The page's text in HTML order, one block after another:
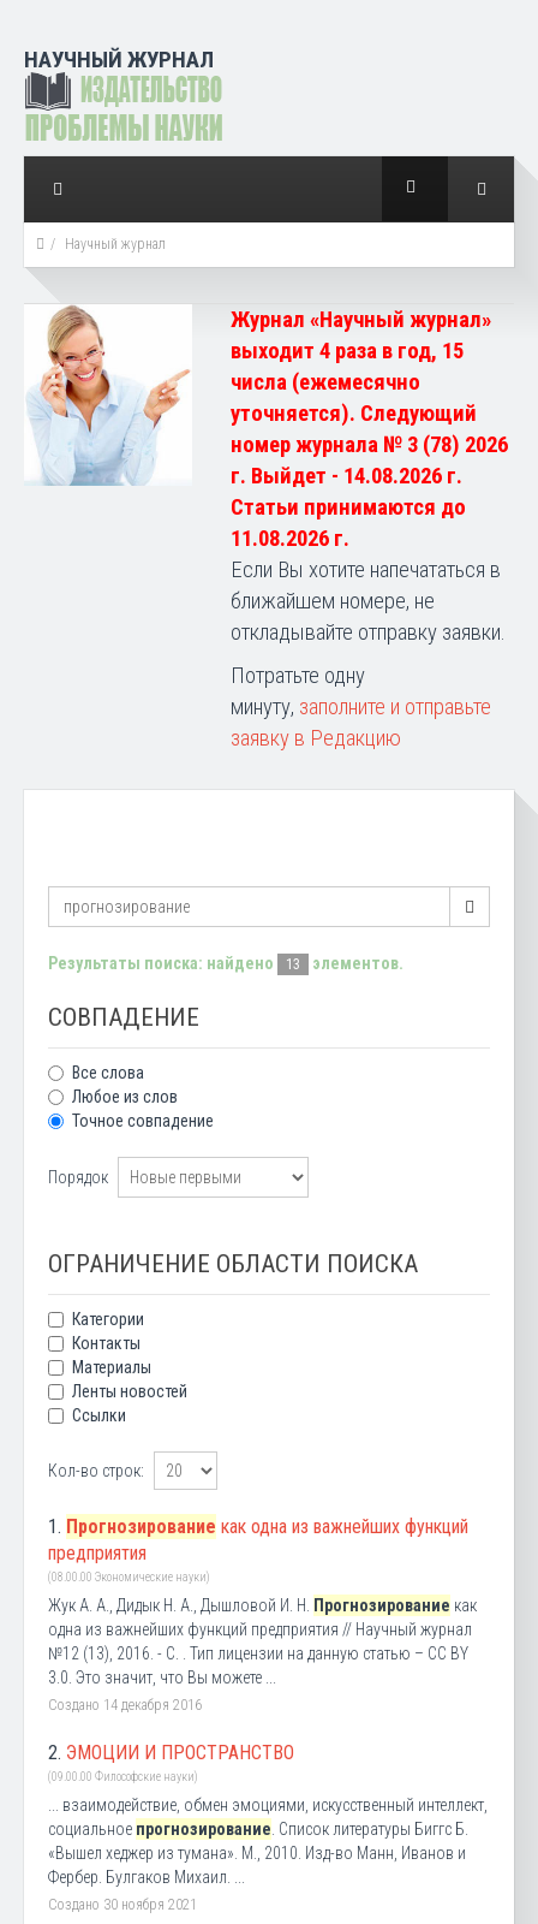
НАУЧНЫЙ ЖУРНАЛ
Научный журнал
Журнал «Научный журнал»
выходит 4 раза в год, 15
числа (ежемесячно
уточняется). Следующий
номер журнала № 3 (78) 2026
г. Выйдет - 14.08.2026 г.
Статьи принимаются до
11.08.2026 г.
Если Вы хотите напечататься в
ближайшем номере, не
откладывайте отправку заявки.
Потратьте одну
минуту, заполните и отправьте
заявку в Редакцию
Результаты поиска: найдено 13 элементов.
СОВПАДЕНИЕ
Все слова
Любое из слов
Точное совпадение
Порядок
ОГРАНИЧЕНИЕ ОБЛАСТИ ПОИСКА
Категории
Контакты
Материалы
Ленты новостей
Ссылки
Кол-во строк:
1. Прогнозирование как одна из важнейших функций
предприятия
(08.00.00 Экономические науки)
Жук А. А., Дидык Н. А., Дышловой И. Н. Прогнозирование как
одна из важнейших функций предприятия // Научный журнал
№12 (13), 2016. - С. . Тип лицензии на данную статью – CC BY
3.0. Это значит, что Вы можете ...
Создано 14 декабря 2016
2. ЭМОЦИИ И ПРОСТРАНСТВО
(09.00.00 Философские науки)
... взаимодействие, обмен эмоциями, искусственный интеллект,
социальное прогнозирование . Список литературы Биггс Б.
«Вышел хеджер из тумана». М., 2010. Изд-во Манн, Иванов и
Фербер. Булгаков Михаил. ...
Создано 30 ноября 2021